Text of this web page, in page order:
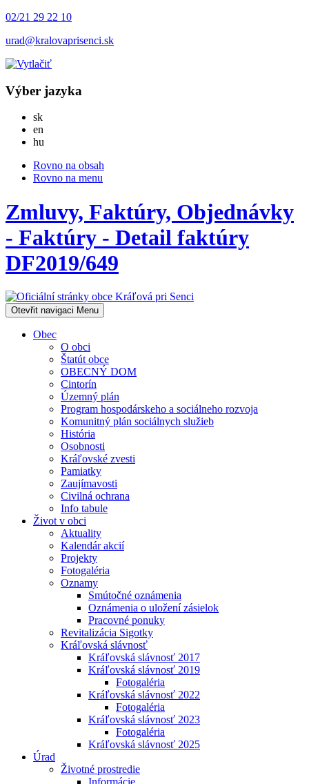
02/21 29 22 10
urad@kralovaprisenci.sk
Výber jazyka
skSlovensky
en
hu
Rovno na obsah
Rovno na menu
Zmluvy, Faktúry, Objednávky
- Faktúry - Detail faktúry
DF2019/649
Otevřit navigaci Menu
Obec
O obci
Štatút obce
OBECNÝ DOM
Cintorín
Územný plán
Program hospodárskeho a sociálneho rozvoja
Komunitný plán sociálnych služieb
História
Osobnosti
Kráľovské zvesti
Pamiatky
Zaujímavosti
Civilná ochrana
Info tabule
Život v obci
Aktuality
Kalendár akcií
Projekty
Fotogaléria
Oznamy
Smútočné oznámenia
Oznámenia o uložení zásielok
Pracovné ponuky
Revitalizácia Sigotky
Kráľovská slávnosť
Kráľovská slávnosť 2017
Kráľovská slávnosť 2019
Fotogaléria
Kráľovská slávnosť 2022
Fotogaléria
Kráľovská slávnosť 2023
Fotogaléria
Kráľovská slávnosť 2025
Úrad
Životné prostredie